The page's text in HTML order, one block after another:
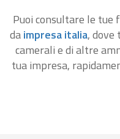
Puoi consultare le tue
daimpresa italia, dove
camerali e di altre
tua impresa,